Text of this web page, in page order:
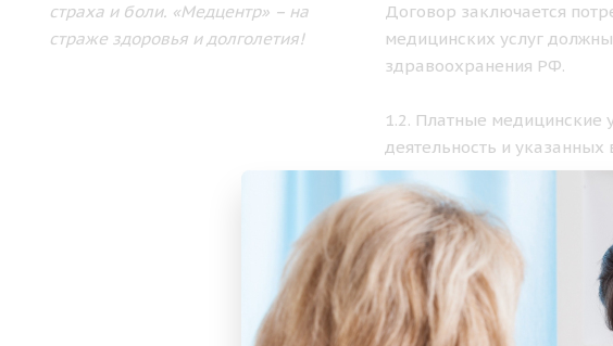
страха и боли. «Медцентр» – на
страже здоровья и долголетия!
Договор заключается
медицинских услуг
здравоохранения РФ.
1.2. Платные медицинские
деятельность и
установленном порядке.
2. ПОРЯДОК И ФОРМА
2.1. Медицинские услуги,